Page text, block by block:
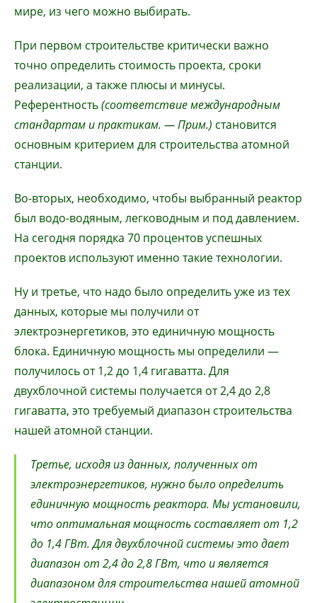
мире, из чего можно выбирать.
При первом строительстве критически важно
точно определить стоимость проекта, сроки
реализации, а также плюсы и минусы.
Референтность(соответствие международным
стандартам и практикам. — Прим.) становится
основным критерием для строительства атомной
станции.
Во-вторых, необходимо, чтобы выбранный реактор
был водо-водяным, легководным и под давлением.
На сегодня порядка 70 процентов успешных
проектов используют именно такие технологии.
Ну и третье, что надо было определить уже из тех
данных, которые мы получили от
электроэнергетиков, это единичную мощность
блока. Единичную мощность мы определили —
получилось от 1,2 до 1,4 гигаватта. Для
двухблочной системы получается от 2,4 до 2,8
гигаватта, это требуемый диапазон строительства
нашей атомной станции.
Третье, исходя из данных, полученных от
электроэнергетиков, нужно было определить
единичную мощность реактора. Мы установили,
что оптимальная мощность составляет от 1,2
до 1,4 ГВт. Для двухблочной системы это дает
диапазон от 2,4 до 2,8 ГВт, что и является
диапазоном для строительства нашей атомной